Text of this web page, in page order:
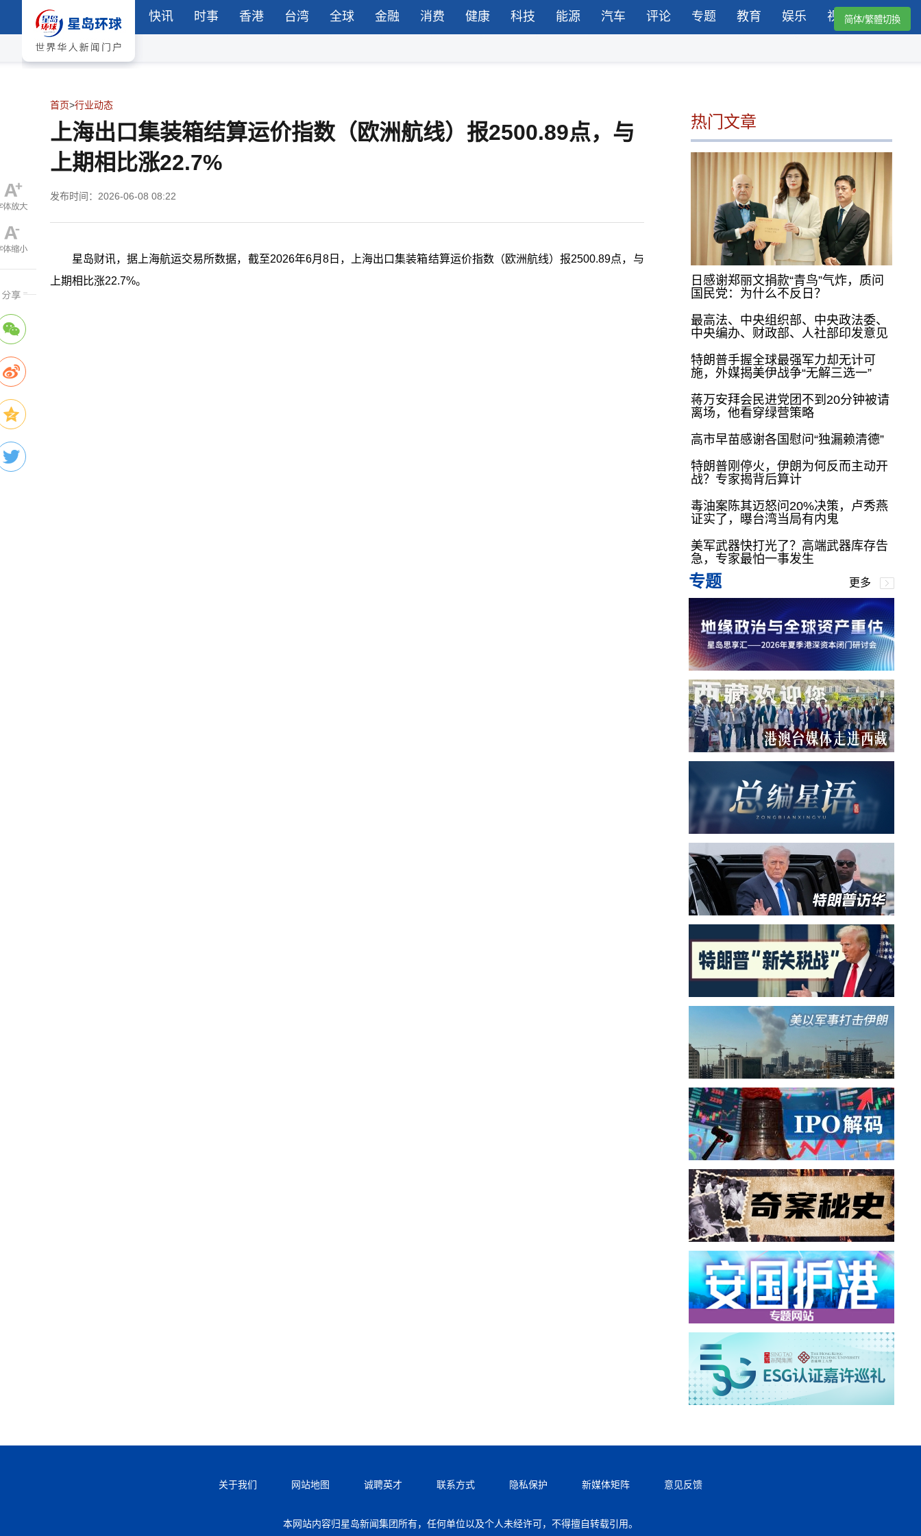
快讯 时事 香港 台湾 全球 金融 消费 健康 科技 能源 汽车 评论 专题 教育 娱乐 视频简体/繁體切換
首页>行业动态
上海出口集装箱结算运价指数（欧洲航线）报2500.89点，与
上期相比涨22.7%
发布时间：2026-06-08 08:22
星岛财讯，据上海航运交易所数据，截至2026年6月8日，上海出口集装箱结算运价指数（欧洲航线）报2500.89点，与
上期相比涨22.7%。
热门文章
日感谢郑丽文捐款“青鸟”气炸，质问
国民党：为什么不反日？
最高法、中央组织部、中央政法委、
中央编办、财政部、人社部印发意见
特朗普手握全球最强军力却无计可
施，外媒揭美伊战争“无解三选一”
蒋万安拜会民进党团不到20分钟被请
离场，他看穿绿营策略
高市早苗感谢各国慰问“独漏赖清德”
特朗普刚停火，伊朗为何反而主动开
战？专家揭背后算计
毒油案陈其迈怒问20%决策，卢秀燕
证实了，曝台湾当局有内鬼
美军武器快打光了？高端武器库存告
急，专家最怕一事发生
专题 更多
关于我们 网站地图 诚聘英才 联系方式 隐私保护 新媒体矩阵 意见反馈
本网站内容归星岛新闻集团所有，任何单位以及个人未经许可，不得擅自转载引用。